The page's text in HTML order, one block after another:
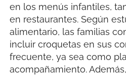
en los menús infantiles,
en restaurantes. Según
alimentario, las familias
incluir croquetas en sus
frecuente, ya sea como
acompañamiento.